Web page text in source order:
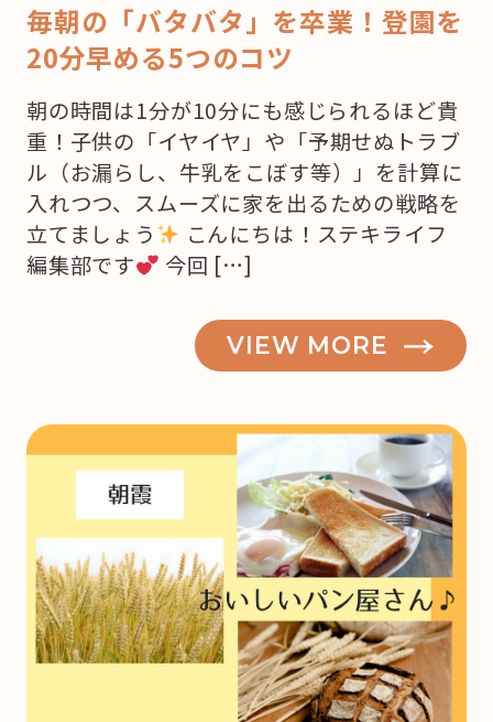
毎朝の「バタバタ」を卒業！登園を
20分早める5つのコツ
朝の時間は1分が10分にも感じられるほど貴
重！子供の「イヤイヤ」や「予期せぬトラブ
ル（お漏らし、牛乳をこぼす等）」を計算に
入れつつ、スムーズに家を出るための戦略を
立てましょう
こんにちは！ステキライフ
編集部です
今回 […]
VIEW MORE